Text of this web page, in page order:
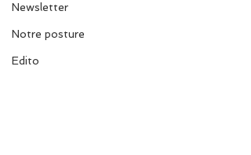
Newsletter
Notre posture
Edito